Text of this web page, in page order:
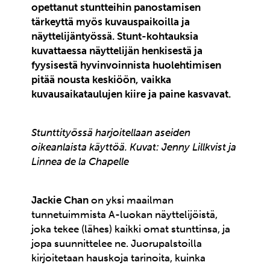
opettanut stuntteihin panostamisen
tärkeyttä myös kuvauspaikoilla ja
näyttelijäntyössä. Stunt-kohtauksia
kuvattaessa näyttelijän henkisestä ja
fyysisestä hyvinvoinnista huolehtimisen
pitää nousta keskiöön, vaikka
kuvausaikataulujen kiire ja paine kasvavat.
Stunttityössä harjoitellaan aseiden
oikeanlaista käyttöä. Kuvat: Jenny Lillkvist ja
Linnea de la Chapelle
Jackie Chan on yksi maailman
tunnetuimmista A-luokan näyttelijöistä,
joka tekee (lähes) kaikki omat stunttinsa, ja
jopa suunnittelee ne. Juorupalstoilla
kirjoitetaan hauskoja tarinoita, kuinka